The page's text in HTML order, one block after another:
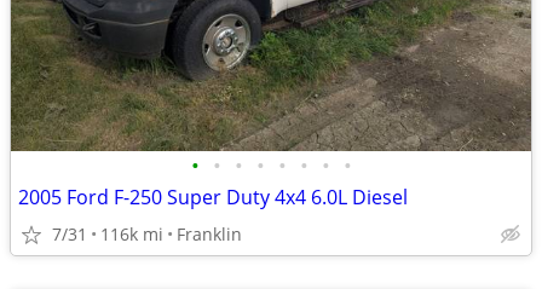
• • • • • • • •
2005 Ford F-250 Super Duty 4x4 6.0L Diesel
7/31 116k mi Franklin